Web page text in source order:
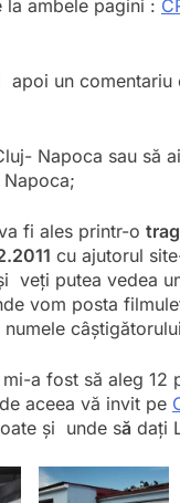
ambele pagini :
un comentariu
Napoca sau să
fi ales printr-o
cu ajutorul
veţi putea vedea
vom posta
a fost să aleg 12
aceea vă invit pe
şi unde să daţi